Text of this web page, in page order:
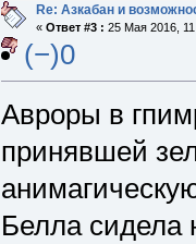
Re: Азкабан и
« Ответ #3 : 25 Мая 2016,
(−)0
Авроры в
принявшей
Белла сидела